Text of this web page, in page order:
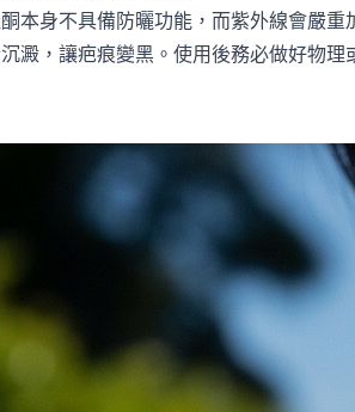
酮本身不具備防曬功能，而紫外線會嚴重
澱，讓疤痕變黑。使用後務必做好物理